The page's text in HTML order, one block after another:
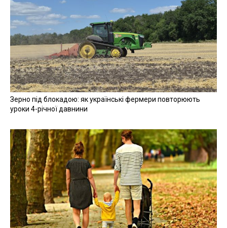
Зерно під блокадою: як українські фермери повторюють
уроки 4-річної давнини